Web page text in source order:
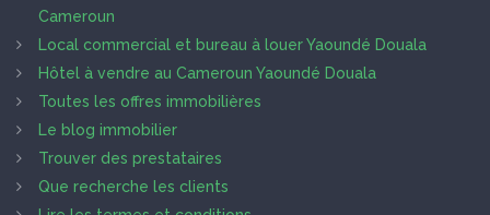
Cameroun
Local commercial et bureau à louer Yaoundé Douala
Hôtel à vendre au Cameroun Yaoundé Douala
Toutes les offres immobilières
Le blog immobilier
Trouver des prestataires
Que recherche les clients